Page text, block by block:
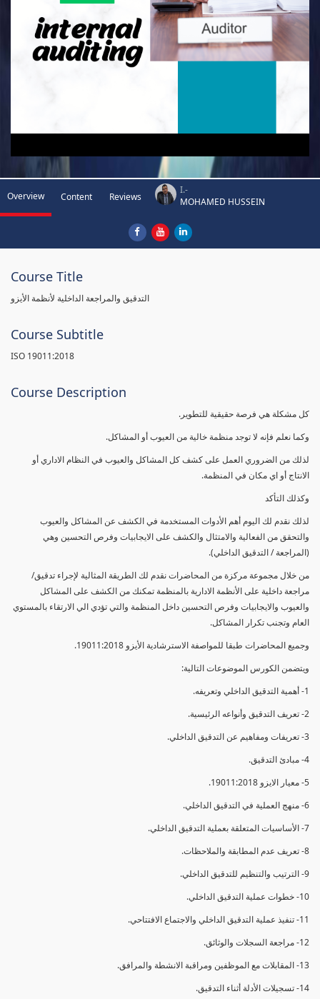
Overview Content Reviews
I.-
MOHAMED HUSSEIN
Course Title
التدقيق والمراجعة الداخلية لأنظمة الأيزو
Course Subtitle
ISO 19011:2018
Course Description
كل مشكلة هي فرصة حقيقية للتطوير.
وكما نعلم فإنه لا توجد منظمة خالية من العيوب أو المشاكل.
لذلك من الضروري العمل على كشف كل المشاكل والعيوب في النظام الاداري أو
الانتاج أو اي مكان في المنظمة.
وكذلك التأكد
لذلك نقدم لك اليوم أهم الأدوات المستخدمة في الكشف عن المشاكل والعيوب
والتحقق من الفعالية والامتثال والكشف على الايجابيات وفرص التحسين وهي
(المراجعة / التدقيق الداخلي).
من خلال مجموعة مركزة من المحاضرات نقدم لك الطريقة المثالية لإجراء تدقيق/
مراجعة داخلية على الأنظمة الادارية بالمنظمة تمكنك من الكشف على المشاكل
والعيوب والايجابيات وفرص التحسين داخل المنظمة والتي تؤدي الي الارتقاء بالمستوي
العام وتجنب تكرار المشاكل.
وجميع المحاضرات طبقا للمواصفة الاسترشادية الأيزو 19011:2018.
ويتضمن الكورس الموضوعات التالية:
1- أهمية التدقيق الداخلي وتعريفه.
2- تعريف التدقيق وأنواعه الرئيسية.
3- تعريفات ومفاهيم عن التدقيق الداخلي.
4- مبادئ التدقيق.
5- معيار الايزو 19011:2018.
6- منهج العملية في التدقيق الداخلي.
7- الأساسيات المتعلقة بعملية التدقيق الداخلي.
8- تعريف عدم المطابقة والملاحظات.
9- الترتيب والتنظيم للتدقيق الداخلي.
10- خطوات عملية التدقيق الداخلي.
11- تنفيذ عملية التدقيق الداخلي والاجتماع الافتتاحي.
12- مراجعة السجلات والوثائق.
13- المقابلات مع الموظفين ومراقبة الانشطة والمرافق.
14- تسجيلات الأدلة أثناء التدقيق.